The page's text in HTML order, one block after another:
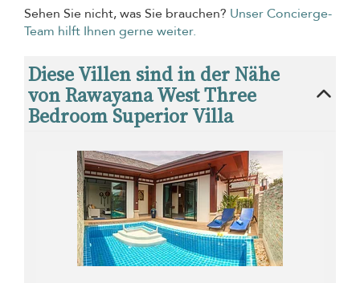
Sehen Sie nicht, was Sie brauchen? Unser Concierge-
Team hilft Ihnen gerne weiter.
Diese Villen sind in der Nähe
von Rawayana West Three
Bedroom Superior Villa